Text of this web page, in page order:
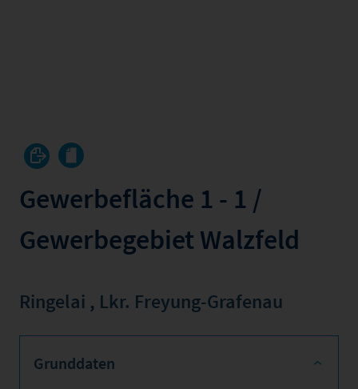
Gewerbefläche 1 - 1 /
Gewerbegebiet Walzfeld
Ringelai , Lkr. Freyung-Grafenau
Grunddaten